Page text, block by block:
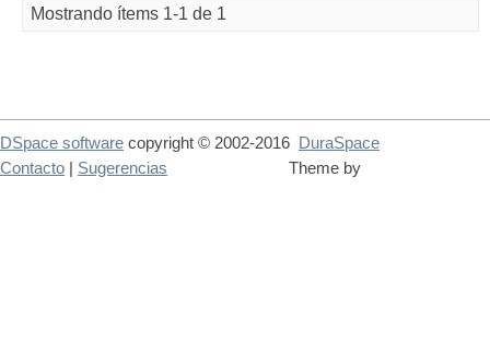
Mostrando ítems 1-1 de 1
DSpace software copyright © 2002-2016
DuraSpace
Theme by
Contacto Sugerencias